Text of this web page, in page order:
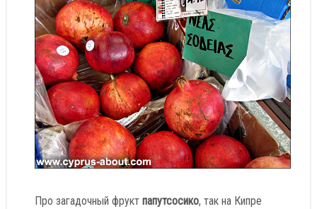
Про загадочный фрукт папутсосико, так на Кипре